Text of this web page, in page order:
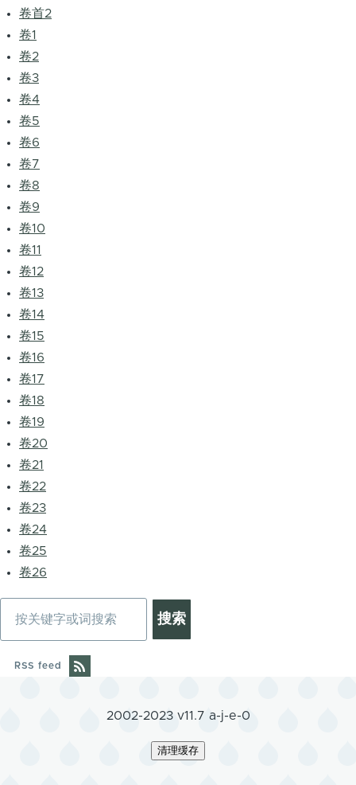
卷首2
卷1
卷2
卷3
卷4
卷5
卷6
卷7
卷8
卷9
卷10
卷11
卷12
卷13
卷14
卷15
卷16
卷17
卷18
卷19
卷20
卷21
卷22
卷23
卷24
卷25
卷26
RSS feed
2002-2023 v11.7 a-j-e-0